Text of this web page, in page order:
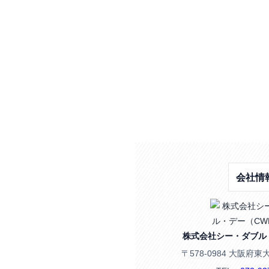
会社情
株式会社シー・ダブ
〒578-0984 大阪府東